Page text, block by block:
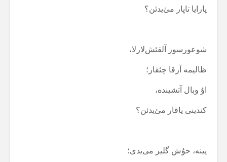
پارایا تاپار مئ‌یدئن؟
شوعورسوز آلقئش‌لارلا،
ظالیمە آرقا چئقار؛
اۇ وبال آتشیندە،
کندینی یاقار مئ‌یدئن؟
یینە، حۇش گلیر می‌یدی؛